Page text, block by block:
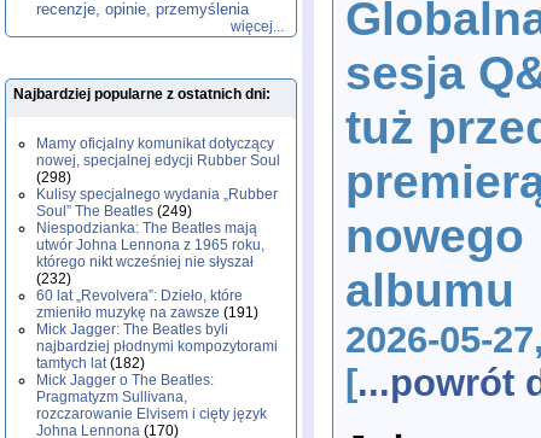
recenzje, opinie, przemyślenia
więcej...
Najbardziej popularne z ostatnich dni:
Mamy oficjalny komunikat dotyczący
nowej, specjalnej edycji Rubber Soul
(298)
Kulisy specjalnego wydania „Rubber
Soul” The Beatles (249)
Niespodzianka: The Beatles mają
utwór Johna Lennona z 1965 roku,
którego nikt wcześniej nie słyszał
(232)
60 lat „Revolvera”: Dzieło, które
zmieniło muzykę na zawsze (191)
Mick Jagger: The Beatles byli
najbardziej płodnymi kompozytorami
tamtych lat(182)
Mick Jagger o The Beatles:
Pragmatyzm Sullivana,
rozczarowanie Elvisem i cięty język
Johna Lennona (170)
sesja
tuż
nowego
albumu
2026-05-
[...powrót